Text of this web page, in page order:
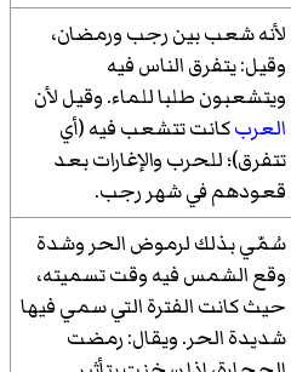
لأنه شعب بين رجب ورمضان،
وقيل: يتفرق الناس فيه
ويتشعبون طلبا للماء. وقيل لأن
العربكانت تتشعب فيه (أي
تتفرق)؛ للحرب والإغارات بعد
قعودهم في شهر رجب.
سُمّي بذلك لرموض الحر وشدة
وقع الشمس فيه وقت تسميته،
حيث كانت الفترة التي سمي فيها
شديدة الحر. ويقال: رمضت